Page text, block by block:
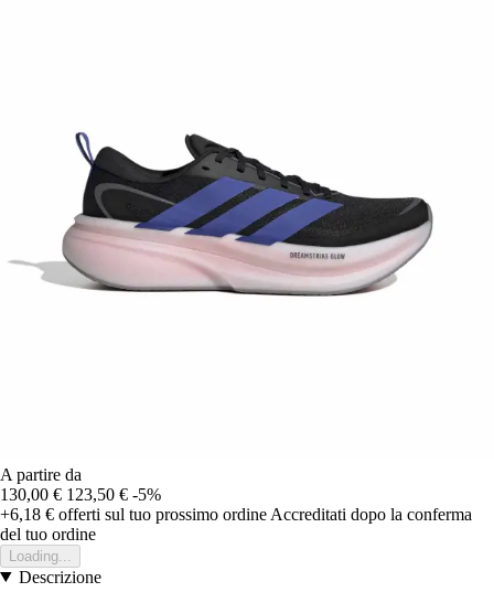
A partire da
130,00 € 123,50 € -5%
+6,18 € offerti sul tuo prossimo ordine Accreditati dopo la conferma
del tuo ordine
Loading...
Descrizione